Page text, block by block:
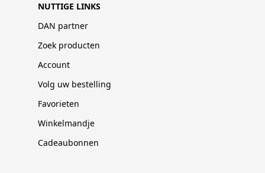
NUTTIGE LINKS
DAN partner
Zoek producten
Account
Volg uw bestelling
Favorieten
Winkelmandje
Cadeaubonnen